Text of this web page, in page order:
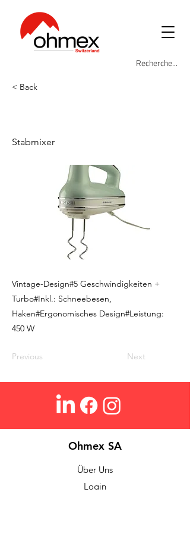
< Back
Stabmixer
Vintage-Design#5 Geschwindigkeiten +
Turbo#Inkl.: Schneebesen,
Haken#Ergonomisches Design#Leistung:
450 W
Previous Next
Ohmex SA
Über Uns
Login